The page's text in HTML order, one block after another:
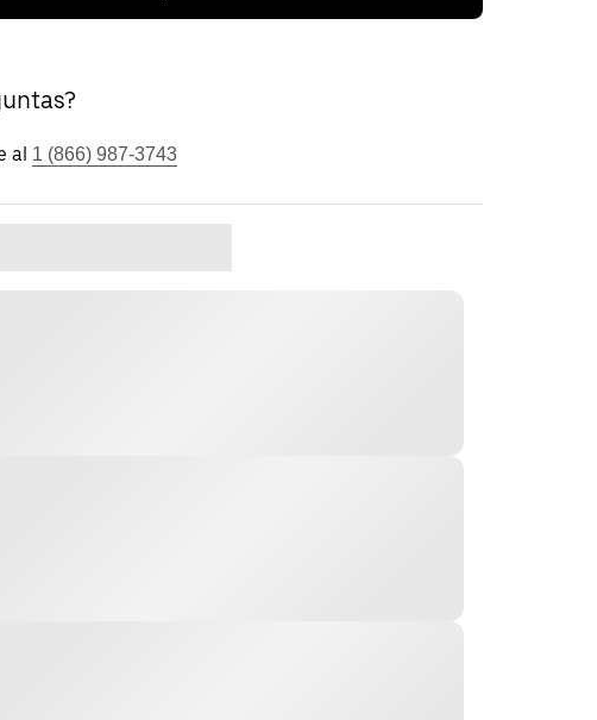
al 1 (866) 987-3743